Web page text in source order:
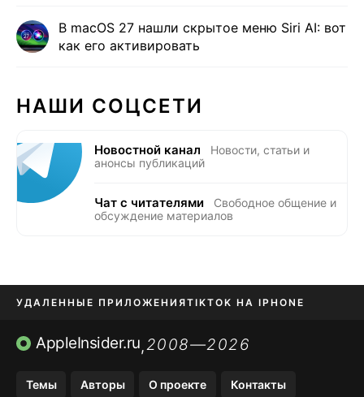
В macOS 27 нашли скрытое меню Siri AI: вот
как его активировать
НАШИ СОЦСЕТИ
Новостной канал
Новости, статьи и
анонсы публикаций
Чат с читателями
Свободное общение и
обсуждение материалов
УДАЛЕННЫЕ ПРИЛОЖЕНИЯTIKTOK НА IPHONE
ПРИЛОЖЕНИЯ БЕЗ APP STORE
AppleInsider.ru,2008—2026
Темы Авторы О проекте Контакты